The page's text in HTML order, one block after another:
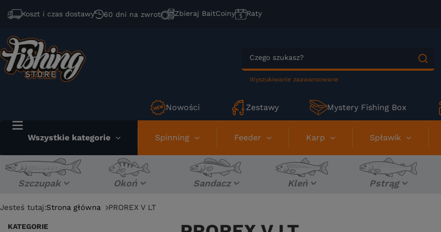
Koszt i czas dostawy 60 dni na zwrot Zbieraj BaitCoiny Raty
Wyszukiwanie zaawansowane
Nowości Zestawy Mystery Fishing Box
Wszystkie kategorie Spinning Feeder Karp Spławik
Szczupak Okoń Sandacz Kleń Pstrąg
Jesteś tutaj:Strona główna PROREX V LT
KATEGORIE